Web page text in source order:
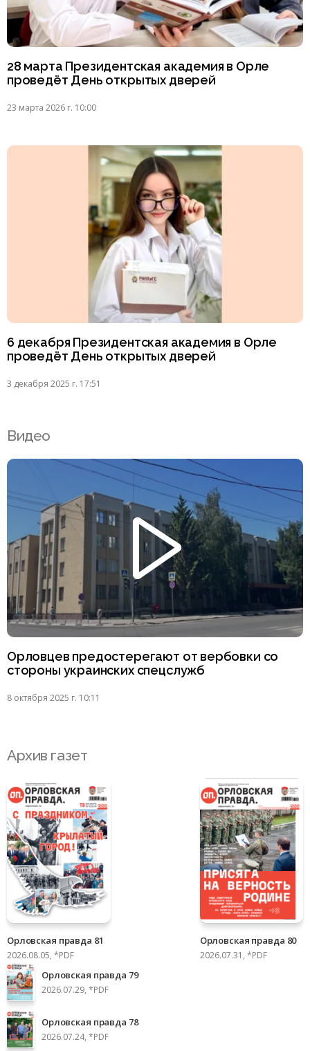
28 марта Президентская академия в Орле
проведёт День открытых дверей
23 марта 2026 г. 10:00
6 декабря Президентская академия в Орле
проведёт День открытых дверей
3 декабря 2025 г. 17:51
Видео
Орловцев предостерегают от вербовки со
стороны украинских спецслужб
8 октября 2025 г. 10:11
Архив газет
Орловская правда 81
2026.08.05, *PDF
Орловская правда 80
2026.07.31, *PDF
Орловская правда 79
2026.07.29, *PDF
Орловская правда 78
2026.07.24, *PDF